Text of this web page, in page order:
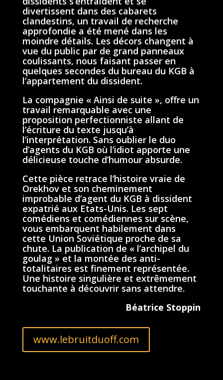
divertissent dans des cabarets
clandestins, un travail de recherche
approfondie a été mené dans les
moindre détails. Les décors changent à
vue du public par de grand panneaux
coulissants, nous faisant passer en
quelques secondes du bureau du KGB à
l’appartement du dissident.
La compagnie « Ainsi de suite », offre un
travail remarquable avec une
proposition perfectionniste allant de
l’écriture du texte jusqu’à
l’interprétation. Sans oublier le duo
d’agents du KGB où l’idiot apporte une
délicieuse touche d’humour absurde.
Cette pièce retrace l’histoire vraie de
Orekhov et son cheminement
improbable d’agent du KGB à dissident
expatrié aux Etats-Unis. Les sept
comédiens et comédiennes sur scène,
vous embarquent habilement dans
cette Union Soviétique proche de sa
chute. La publication de « l’archipel du
goulag » et la montée des anti-
totalitaires est finement représentée.
Une histoire singulière et extrêmement
touchante à découvrir sans attendre.
Béatrice Stoppin
www.lebruitduoff.com